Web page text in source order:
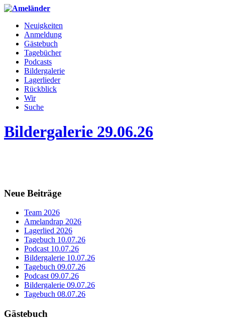
Neuigkeiten
Anmeldung
Gästebuch
Tagebücher
Podcasts
Bildergalerie
Lagerlieder
Rückblick
Wir
Suche
Bildergalerie 29.06.26
Neue Beiträge
Team 2026
Amelandrap 2026
Lagerlied 2026
Tagebuch 10.07.26
Podcast 10.07.26
Bildergalerie 10.07.26
Tagebuch 09.07.26
Podcast 09.07.26
Bildergalerie 09.07.26
Tagebuch 08.07.26
Gästebuch